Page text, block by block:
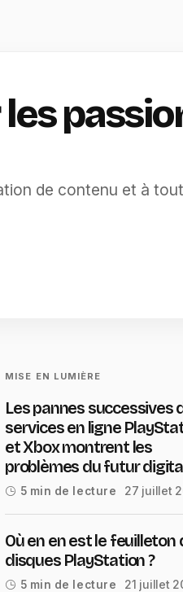
de contenu et à
MISE EN LUMIÈRE
Les pannes successives
services en ligne
et Xbox montrent les
problèmes du futur
5 min de lecture 27 juillet
Où en en est le feuilleton
disques PlayStation ?
5 min de lecture 21 juillet